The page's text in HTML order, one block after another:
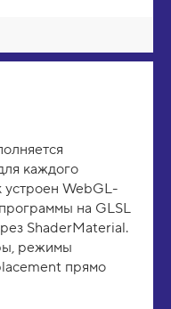
каждого
устроен WebGL-
на GLSL
ShaderMaterial.
режимы
прямо